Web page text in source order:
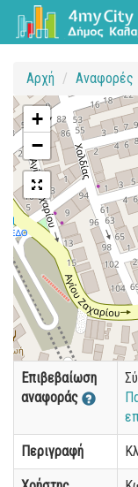
Αρχή Αναφορές
+
−
Επιβεβαίωση
αναφοράς
Περιγραφή